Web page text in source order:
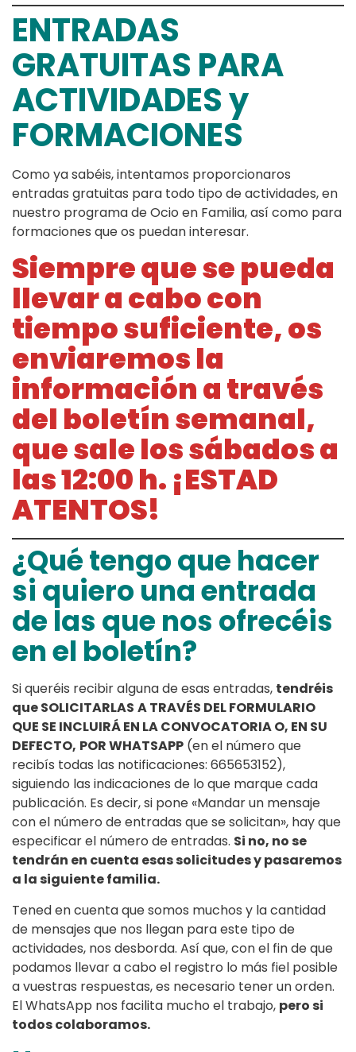
ENTRADAS
GRATUITAS PARA
ACTIVIDADES y
FORMACIONES
Como ya sabéis, intentamos proporcionaros
entradas gratuitas para todo tipo de actividades, en
nuestro programa de Ocio en Familia, así como para
formaciones que os puedan interesar.
Siempre que se pueda
llevar a cabo con
tiempo suficiente, os
enviaremos la
información a través
del boletín semanal,
que sale los sábados a
las 12:00 h. ¡ESTAD
ATENTOS!
¿Qué tengo que hacer
si quiero una entrada
de las que nos ofrecéis
en el boletín?
Si queréis recibir alguna de esas entradas, tendréis
que SOLICITARLAS A TRAVÉS DEL FORMULARIO
QUE SE INCLUIRÁ EN LA CONVOCATORIA O, EN SU
DEFECTO, POR WHATSAPP (en el número que
recibís todas las notificaciones: 665653152),
siguiendo las indicaciones de lo que marque cada
publicación. Es decir, si pone «Mandar un mensaje
con el número de entradas que se solicitan», hay que
especificar el número de entradas. Si no, no se
tendrán en cuenta esas solicitudes y pasaremos
a la siguiente familia.
Tened en cuenta que somos muchos y la cantidad
de mensajes que nos llegan para este tipo de
actividades, nos desborda. Así que, con el fin de que
podamos llevar a cabo el registro lo más fiel posible
a vuestras respuestas, es necesario tener un orden.
El WhatsApp nos facilita mucho el trabajo, pero si
todos colaboramos.